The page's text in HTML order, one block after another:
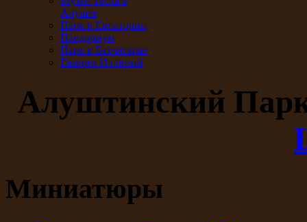
Алуште
Парк в Евпатории
Пандориум
Парк в Бахчисарае
Галерея Иллюзий
Алуштинский
Миниатюры